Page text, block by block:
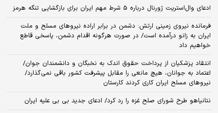
ادعای وال‌استریت ژورنال درباره 5 شرط مهم ایران برای بازگشایی تنگه هرمز
فرمانده نیروی زمینی ارتش: دشمن در برابر اراده نیروهای مسلح و ملت
ایران به زانو درآمده است/ در صورت هرگونه اقدام دشمن، پاسخی قاطع
خواهیم داد
انتقاد پزشکیان از پرداخت حقوق اندک به نخبگان و دانشمندان جوان/
اعتماد به جوانان، هیچ مانعی را مقابل پیشرفت کشور باقی نمی‌گذارد/
نیروهای مسلح ایران کاری کردند کارستان
نتانیاهو طرح شورای صلح غزه را رد کرد/ ادعای جدید بی بی علیه ایران